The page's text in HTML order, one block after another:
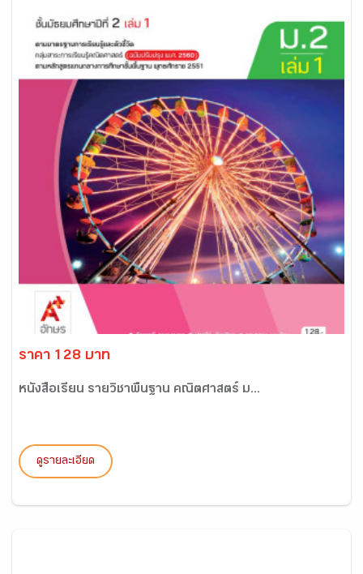
ราคา 128 บาท
หนังสือเรียน รายวิชาพื้นฐาน คณิตศาสตร์ ม...
ดูรายละเอียด